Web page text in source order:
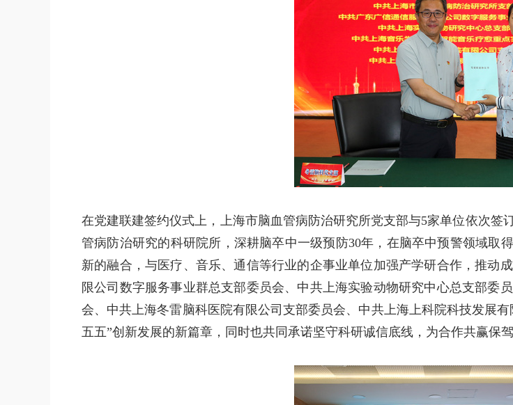
在党建联建签约仪式上，上海市脑血管病防治研究所党支部与5家单位依次
管病防治研究的科研院所，深耕脑卒中一级预防30年，在脑卒中预警领域取
新的融合，与医疗、音乐、通信等行业的企事业单位加强产学研合作，推动
限公司数字服务事业群总支部委员会、中共上海实验动物研究中心总支部委
会、中共上海冬雷脑科医院有限公司支部委员会、中共上海上科院科技发展
五五”创新发展的新篇章，同时也共同承诺坚守科研诚信底线，为合作共赢保驾